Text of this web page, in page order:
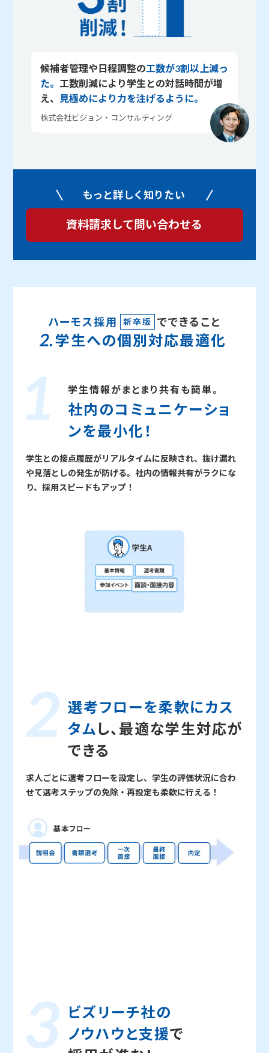
候補者管理や日程調整の工数が3割以上減っ
た。 工数削減により学生との対話時間が増
え、
見極めにより力を注げるように。
株式会社ビジョン・コンサルティング
もっと詳しく知りたい
資料請求して問い合わせる
ハーモス採用 新卒版 でできること
学生への個別対応最適化
学生情報がまとまり共有も簡単。
社内のコミュニケーショ
ンを最小化！
学生との接点履歴がリアルタイムに反映され、抜け漏れ
や見落としの発生が防げる。社内の情報共有がラクにな
り、採用スピードもアップ！
選考フローを柔軟にカス
タムし、最適な学生対応が
できる
求人ごとに選考フローを設定し、学生の評価状況に合わ
せて選考ステップの免除・再設定も柔軟に行える！
ビズリーチ社の
ノウハウと支援で